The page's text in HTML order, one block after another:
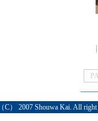
C） 2007 Shouwa Kai. All